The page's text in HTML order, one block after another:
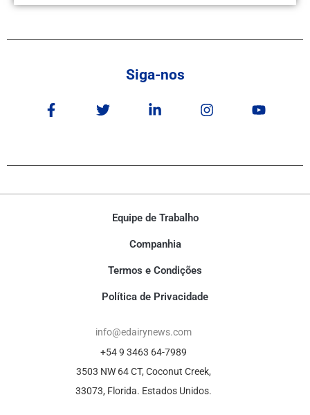
Siga-nos
Equipe de Trabalho
Companhia
Termos e Condições
Política de Privacidade
info@edairynews.com
+54 9 3463 64-7989
3503 NW 64 CT, Coconut Creek,
33073, Florida. Estados Unidos.